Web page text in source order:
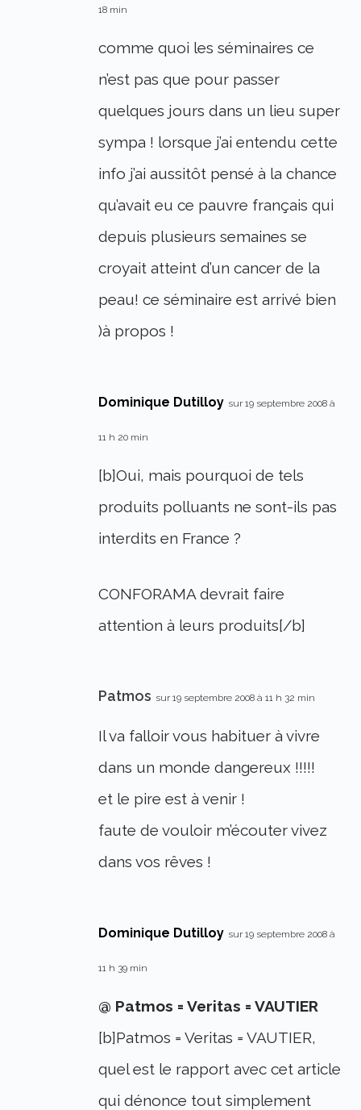
18 min
comme quoi les séminaires ce
n’est pas que pour passer
quelques jours dans un lieu super
sympa ! lorsque j’ai entendu cette
info j’ai aussitôt pensé à la chance
qu’avait eu ce pauvre français qui
depuis plusieurs semaines se
croyait atteint d’un cancer de la
peau! ce séminaire est arrivé bien
)à propos !
Dominique Dutilloy sur 19 septembre 2008 à
11 h 20 min
[b]Oui, mais pourquoi de tels
produits polluants ne sont-ils pas
interdits en France ?
CONFORAMA devrait faire
attention à leurs produits[/b]
Patmos sur 19 septembre 2008 à 11 h 32 min
Il va falloir vous habituer à vivre
dans un monde dangereux !!!!!
et le pire est à venir !
faute de vouloir m’écouter vivez
dans vos rêves !
Dominique Dutilloy sur 19 septembre 2008 à
11 h 39 min
@ Patmos = Veritas = VAUTIER
[b]Patmos = Veritas = VAUTIER,
quel est le rapport avec cet article
qui dénonce tout simplement